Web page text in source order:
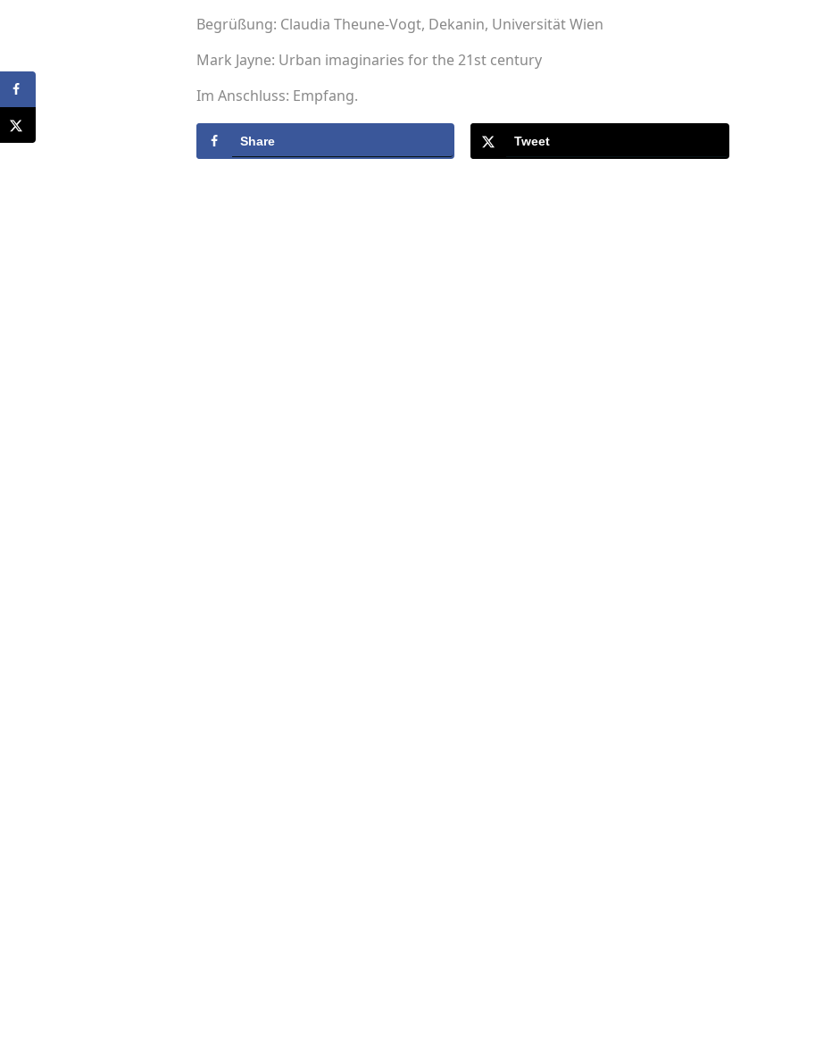
Begrüßung: Claudia Theune-Vogt, Dekanin, Universität Wien
Mark Jayne: Urban imaginaries for the 21st century
Im Anschluss: Empfang.
Share Tweet